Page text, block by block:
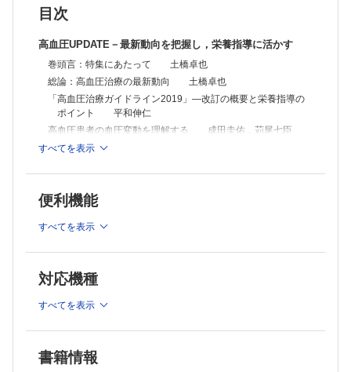
目次
高血圧UPDATE－最新動向を把握し，栄養指導に活かす
巻頭言：特集にあたって 土橋卓也
総論：高血圧治療の最新動向 土橋卓也
「高血圧治療ガイドライン2019」―改訂の概要と栄養指導の
ポイント 平和伸仁
高血圧患者の血圧変動を理解する 成田圭佑，苅尾七臣
食塩摂取と高血圧 宇津貴
高血圧と妊娠 三戸麻子
高血圧アプリこそSociety 5.0時代の高血圧治療 岸拓弥
職場高血圧 佐藤浩司，上田誠二，鈴木祐介
巻頭カラー 特定保健指導における運動の意義について熟
考する
7．減量にともなう内臓脂肪量の変化 田中喜代次，蘇リ
月面農場の可能性―宇宙での食料生産をめざして 矢野幸子
すべてを表示
便利機能
すべてを表示
対応機種
すべてを表示
書籍情報